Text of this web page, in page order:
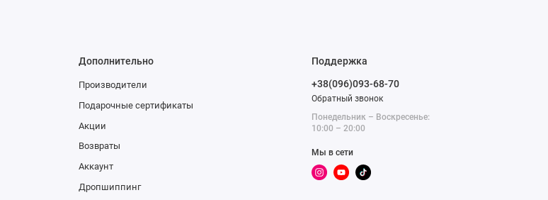
Дополнительно
Производители
Подарочные сертификаты
Акции
Возвраты
Аккаунт
Дропшиппинг
Поддержка
+38(096)093-68-70
Обратный звонок
Понедельник – Воскресенье:
10:00 – 20:00
Мы в сети